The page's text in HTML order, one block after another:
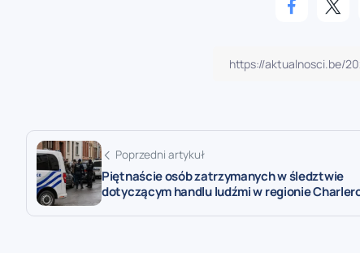
Poprzedni artykuł
Piętnaście osób zatrzymanych w śledztwie
dotyczącym handlu ludźmi w regionie